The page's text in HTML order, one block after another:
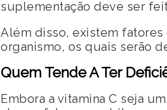
suplementação deve ser
Além disso, existem
organismo, os quais serão
Quem Tende A Ter
Embora a vitamina C seja